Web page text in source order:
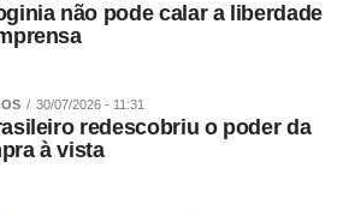
não pode calar a liberdade
30/07/2026 - 11:31
redescobriu o poder da
à vista